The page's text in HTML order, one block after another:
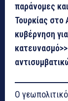
παράνομες
Τουρκίας στο
κυβέρνηση
Ο